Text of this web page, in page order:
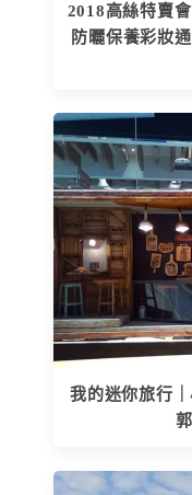
2018高絲特賣
防曬保養彩妝
我的迷你旅行